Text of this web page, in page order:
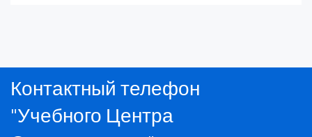
Контактный телефон
"Учебного Центра